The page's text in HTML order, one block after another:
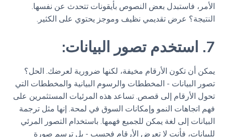
الأمر، فاستبدل بعض النصوص بأيقونات تتحدث عن نفسها.
النتيجة؟ عرض تقديمي نظيف وموجز يحتوي على الكثير.
7. استخدم تصور البيانات:
يمكن أن تكون الأرقام مخيفة، لكنها ضرورية لعرضك. الحل؟
تصور البيانات - المخططات والرسوم البيانية والمخططات التي
تحول الأرقام إلى قصص. تساعد هذه المرئيات المستثمرين على
فهم اتجاهات النمو وإمكانات السوق في لمحة. إنها مثل ترجمة
البيانات إلى لغة يمكن للجميع فهمها. باستخدام التصور المرئي
للبيانات، فأنت لا تعرض الأرقام فحسب - بل ترسم صورة